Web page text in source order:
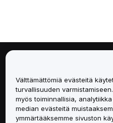
Palvelut
Tuki
Välttämättömiä evästeitä
turvallisuuden
myös toiminnallisia,
median evästeitä
ymmärtääksemme sivuston